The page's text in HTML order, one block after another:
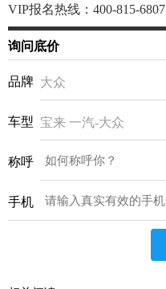
VIP报名热线：400-815-6807
询问底价
品牌 大众
车型 宝来 一汽-大众
称呼
手机